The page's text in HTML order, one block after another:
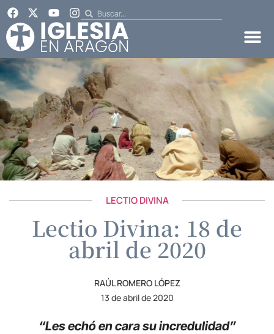
LECTIO DIVINA
Lectio Divina: 18 de
abril de 2020
RAÚL ROMERO LÓPEZ
13 de abril de 2020
“Les echó en cara su incredulidad”